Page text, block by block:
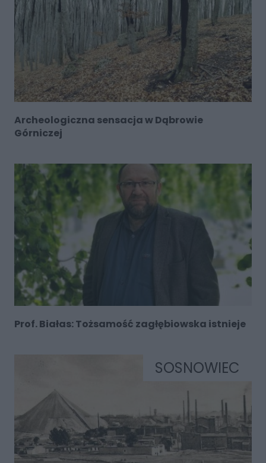
Archeologiczna sensacja w Dąbrowie
Górniczej
Prof. Białas: Tożsamość zagłębiowska istnieje
SOSNOWIEC